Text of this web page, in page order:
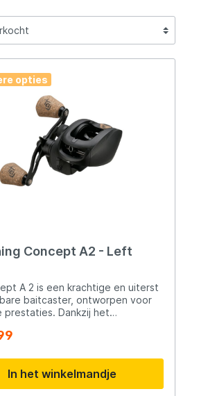
opties
Concept A2 - Left
A 2 is een krachtige en uiterst
baitcaster, ontworpen voor
prestaties. Dankzij het
liefst 11 kg slipdruk stop je
van gehard messing,
met Japanse Hamai-precisie,
een soepele en duurzame
In het winkelmandje